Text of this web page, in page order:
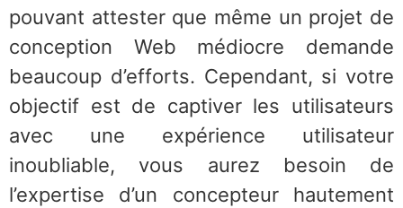
pouvant attester que même un projet de
conception Web médiocre demande
beaucoup d’efforts. Cependant, si votre
objectif est de captiver les utilisateurs
avec une expérience utilisateur
inoubliable, vous aurez besoin de
l’expertise d’un concepteur hautement